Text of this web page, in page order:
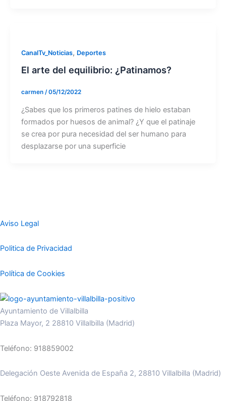
CanalTv_Noticias, Deportes
El arte del equilibrio: ¿Patinamos?
carmen /05/12/2022
¿Sabes que los primeros patines de hielo estaban
formados por huesos de animal? ¿Y que el patinaje
se crea por pura necesidad del ser humano para
desplazarse por una superficie
Aviso Legal
Politica de Privacidad
Política de Cookies
Ayuntamiento de Villalbilla
Plaza Mayor, 2 28810 Villalbilla (Madrid)
Teléfono: 918859002
Delegación Oeste Avenida de España 2, 28810 Villalbilla (Madrid)
Teléfono: 918792818